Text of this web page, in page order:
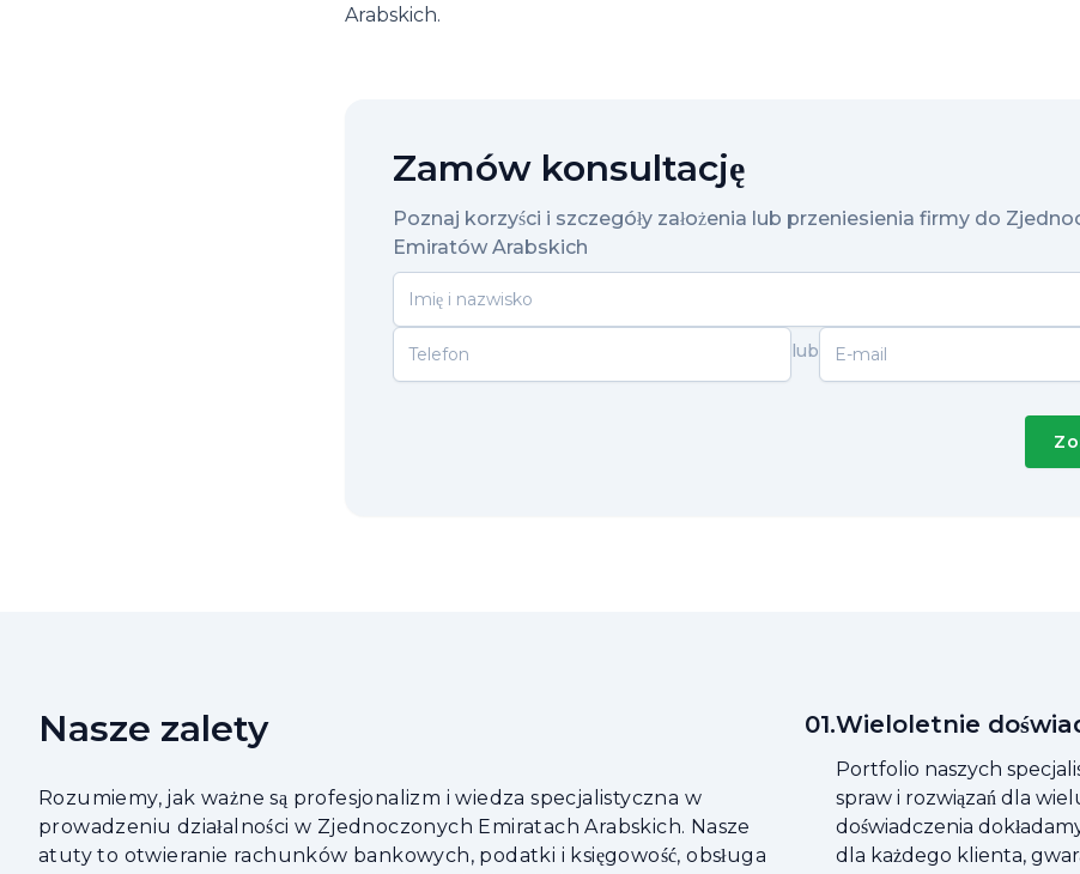
Arabskich.
Zamów konsultację
Poznaj korzyści i szczegóły założenia lub przeniesienia firmy do
Emiratów Arabskich
lub
Nasze zalety
Rozumiemy, jak ważne są profesjonalizm i wiedza specjalistyczna w
prowadzeniu działalności w Zjednoczonych Emiratach Arabskich. Nasze
atuty to otwieranie rachunków bankowych, podatki i księgowość, obsługa
01.Wieloletnie
Portfolio naszych
spraw i rozwiązań dla
doświadczenia
dla każdego klienta,